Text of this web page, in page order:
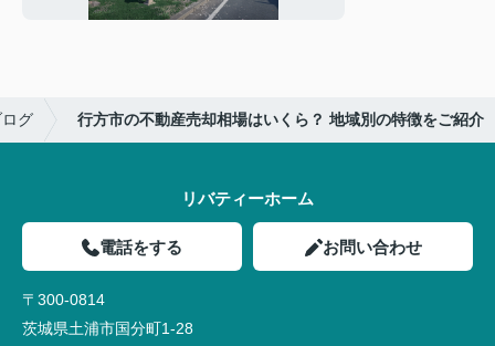
グ 行方市の不動産売却相場はいくら？ 地域別の特徴をご紹介
リバティーホーム
電話をする お問い合わせ
〒300-0814
茨城県土浦市国分町1-28